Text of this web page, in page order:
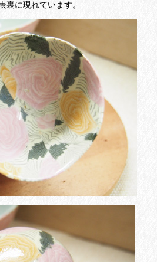
裏に現れています。